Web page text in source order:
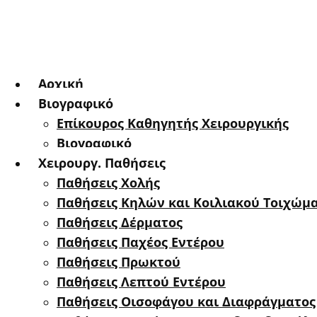
Αρχική
Βιογραφικό
Επίκουρος Καθηγητής Χειρουργικής
Βιογραφικό
Χειρουργ. Παθήσεις
Παθήσεις Χολής
Παθήσεις Κηλών και Κοιλιακού
Παθήσεις Δέρματος
Παθήσεις Παχέος Εντέρου
Παθήσεις Πρωκτού
Παθήσεις Λεπτού Εντέρου
Παθήσεις Οισοφάγου και Διαφράγματος